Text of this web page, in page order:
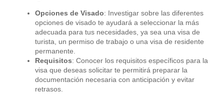
Opciones de Visado: Investigar sobre las diferentes
opciones de visado te ayudará a seleccionar la más
adecuada para tus necesidades, ya sea una visa de
turista, un permiso de trabajo o una visa de residente
permanente.
Requisitos: Conocer los requisitos específicos para la
visa que deseas solicitar te permitirá preparar la
documentación necesaria con anticipación y evitar
retrasos.